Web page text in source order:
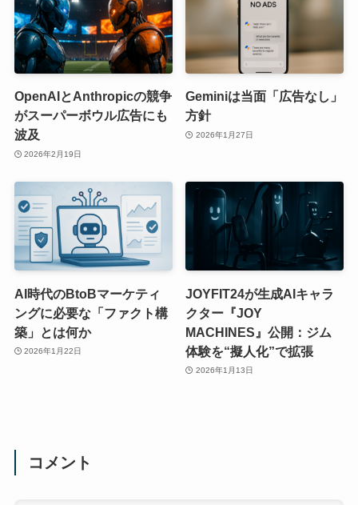
OpenAIとAnthropicの競争
がスーパーボウル広告にも
波及
2026年2月19日
Geminiは当面「広告なし」
方針
2026年1月27日
AI時代のBtoBマーケティ
ングに必要な「ファクト構
築」とは何か
2026年1月22日
JOYFIT24が生成AIキャラ
クター『JOY
MACHINES』公開：ジム
体験を“擬人化”で拡張
2026年1月13日
コメント